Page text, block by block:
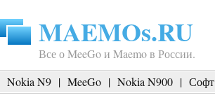
MAEMOs.RU
Все о MeeGo и Maemo в России.
Nokia N9 | MeeGo | Nokia N900 | Софт